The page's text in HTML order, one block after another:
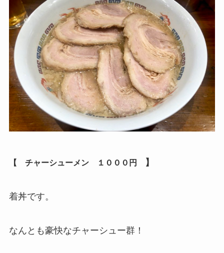
【 チャーシューメン １０００ 円 】
着丼です。
なんとも豪快なチャーシュー群！